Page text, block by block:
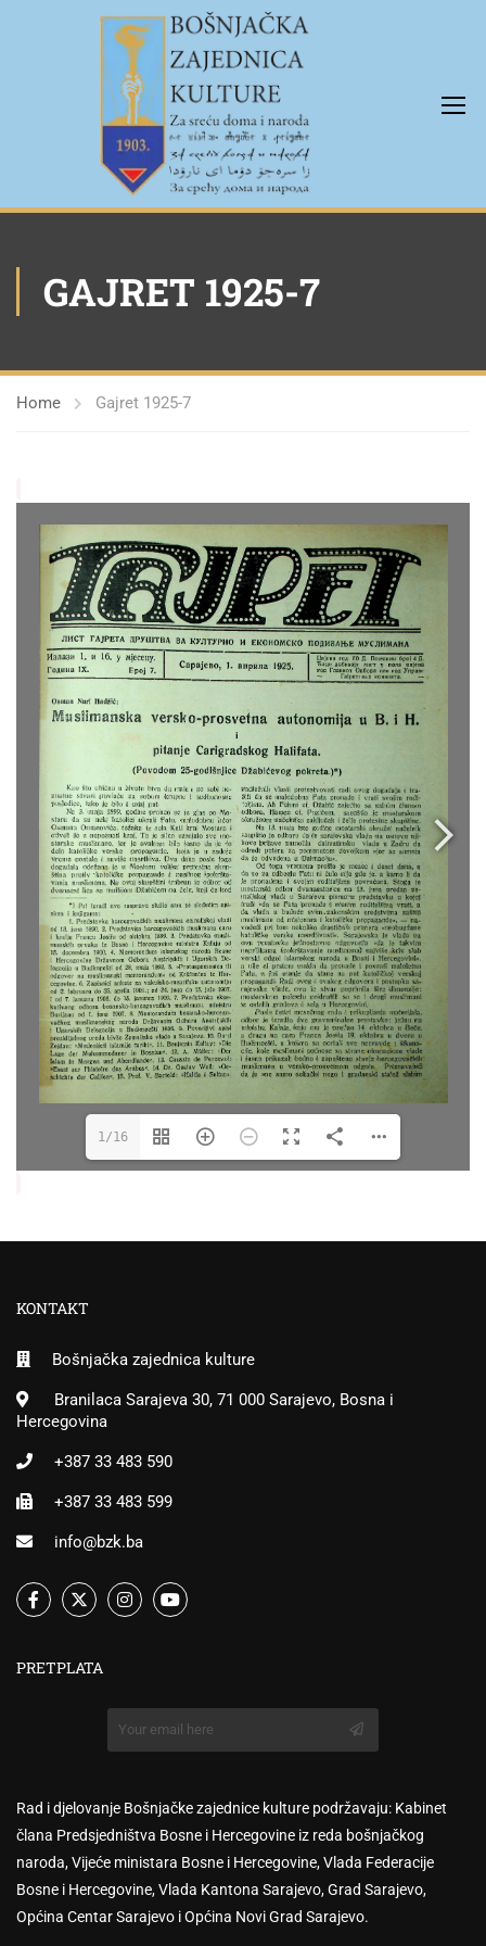
GAJRET 1925-7
Home Gajret 1925-7
1/16
KONTAKT
Bošnjačka zajednica kulture
Branilaca Sarajeva 30, 71 000 Sarajevo, Bosna i
Hercegovina
+387 33 483 590
+387 33 483 599
info@bzk.ba
PRETPLATA
Rad i djelovanje Bošnjačke zajednice kulture podržavaju: Kabinet
člana Predsjedništva Bosne i Hercegovine iz reda bošnjačkog
naroda, Vijeće ministara Bosne i Hercegovine, Vlada Federacije
Bosne i Hercegovine, Vlada Kantona Sarajevo, Grad Sarajevo,
Općina Centar Sarajevo i Općina Novi Grad Sarajevo.